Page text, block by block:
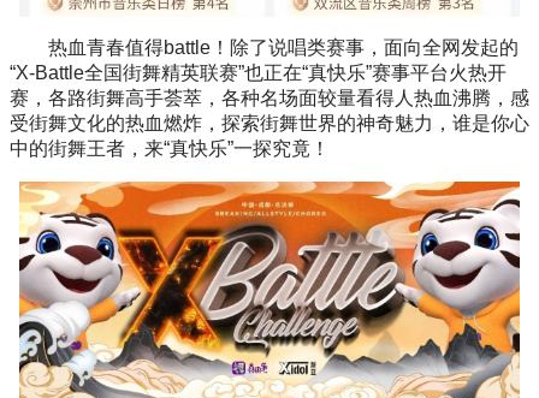
热血青春值得battle！除了说唱类赛事，面向全网发起的
“X-Battle全国街舞精英联赛”也正在“真快乐”赛事平台火热开
赛，各路街舞高手荟萃，各种名场面较量看得人热血沸腾，感
受街舞文化的热血燃炸，探索街舞世界的神奇魅力，谁是你心
中的街舞王者，来“真快乐”一探究竟！